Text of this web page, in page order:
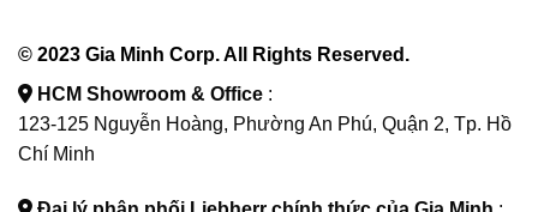
© 2023 Gia Minh Corp. All Rights Reserved.
HCM Showroom & Office :
123-125 Nguyễn Hoàng, Phường An Phú, Quận 2, Tp. Hồ
Chí Minh